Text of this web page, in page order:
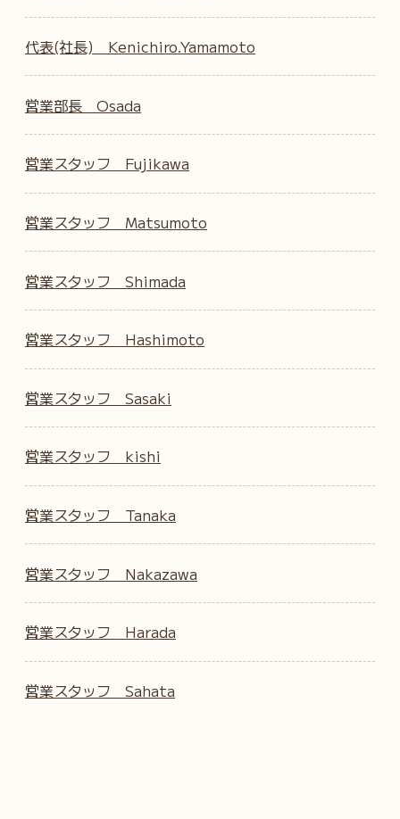
代表(社長) Kenichiro.Yamamoto
営業部長 Osada
営業スタッフ Fujikawa
営業スタッフ Matsumoto
営業スタッフ Shimada
営業スタッフ Hashimoto
営業スタッフ Sasaki
営業スタッフ kishi
営業スタッフ Tanaka
営業スタッフ Nakazawa
営業スタッフ Harada
営業スタッフ Sahata